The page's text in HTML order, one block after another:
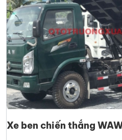
Xe ben chiến thắng